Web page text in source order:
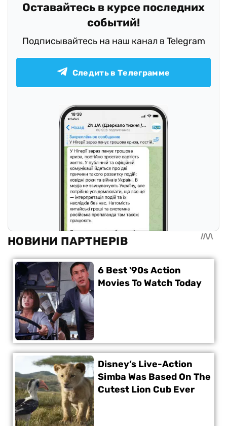
Оставайтесь в курсе последних
событий!
Подписывайтесь на наш канал в Telegram
Следить в Телеграмме